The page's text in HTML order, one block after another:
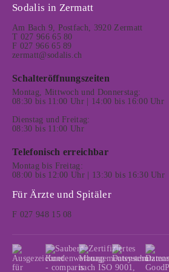
Sodalis in Zermatt
Am Bach 9, Postfach, 3920 Zermatt
T 027 966 65 80
F 027 966 65 89
zermatt@sodalis.ch
Schalteröffnungszeiten
Montag, Mittwoch und Donnerstag:
08:30 bis 11:00 Uhr | 14:00 bis 16:00 Uhr
Dienstag und Freitag:
08:30 bis 11:00 Uhr
Telefonisch erreichbar
Montag bis Freitag:
08:00 bis 12:00 Uhr | 13:30 bis 16:30 Uhr
Für Ärzte und Spitäler
F 027 948 15 08